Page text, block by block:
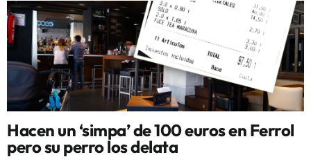
Hacen un ‘simpa’ de 100 euros en Ferrol
pero su perro los delata